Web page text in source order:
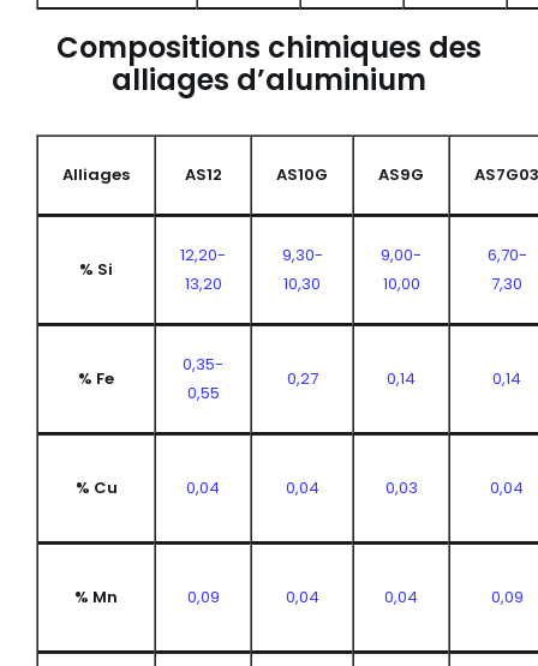
Compositions chimiques des
alliages d’aluminium
Alliages AS12 AS10G AS9G AS7G03
% Si
12,20-
13,20
9,30-
10,30
9,00-
10,00
6,70-
7,30
% Fe
0,35-
0,55
0,27 0,14 0,14
% Cu 0,04 0,04 0,03 0,04
% Mn 0,09 0,04 0,04 0,09